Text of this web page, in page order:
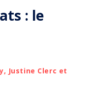
: le
Justine Clerc et